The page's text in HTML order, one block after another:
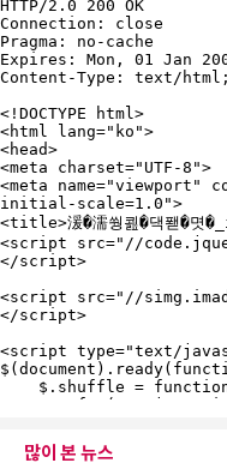
많이 본 뉴스